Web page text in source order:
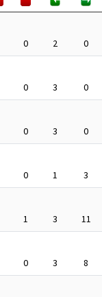
0 2
0
0 3
0
0 3
0
0 1
3
1 3
11
0 3
8